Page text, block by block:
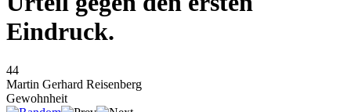
Eindruck.
44
Martin Gerhard Reisenberg
Gewohnheit